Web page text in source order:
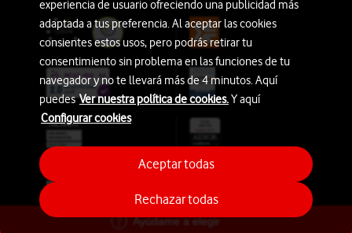
Ayúdame a elegir
experiencia de usuario ofreciendo una publicidad más
adaptada a tus preferencia. Al aceptar las cookies
consientes estos usos, pero podrás retirar tu
consentimiento sin problema en las funciones de tu
navegador y no te llevará más de 4 minutos. Aquí
puedesVer nuestra política de cookies.Y aquí
Configurar cookies
Rechazar todas
Aceptar todas